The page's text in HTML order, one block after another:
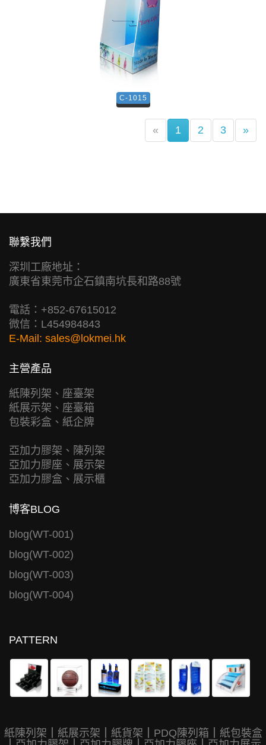
C-1015
« 1 (current)
2 3 »
聯繫我們
深圳工廠地址：
廣東省東莞市企石鎮南坑長和路88號
電話：+852-67615012
微信：L454984843
E-Mail: sales@lokmei.hk
主營產品
紙陳列架、座臺架
紙展示架、座臺箱
包裝彩盒、紙企牌
亞加力膠架、陳列架
亞加力膠座、展示架
亞加力膠盒、展示櫃
博客BLOG
blog(WT-001)
blog(WT-002)
blog(WT-003)
blog(WT-004)
PATTERN
紙陳列架 紙展示架 紙貨架 PDQ陳列箱
紙包裝盒